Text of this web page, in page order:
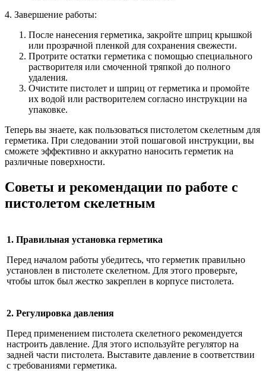
4. Завершение работы:
После нанесения герметика, закройте шприц крышкой
или прозрачной пленкой для сохранения свежести.
Протрите остатки герметика с помощью специального
растворителя или смоченной тряпкой до полного
удаления.
Очистите пистолет и шприц от герметика и промойте
их водой или растворителем согласно инструкции на
упаковке.
Теперь вы знаете, как пользоваться пистолетом скелетным для
герметика. При следовании этой пошаговой инструкции, вы
сможете эффективно и аккуратно наносить герметик на
различные поверхности.
Советы и рекомендации по работе с
пистолетом скелетным
1. Правильная установка герметика
Перед началом работы убедитесь, что герметик правильно
установлен в пистолете скелетном. Для этого проверьте,
чтобы шток был жестко закреплен в корпусе пистолета.
2. Регулировка давления
Перед применением пистолета скелетного рекомендуется
настроить давление. Для этого используйте регулятор на
задней части пистолета. Выставите давление в соответствии
с требованиями герметика.